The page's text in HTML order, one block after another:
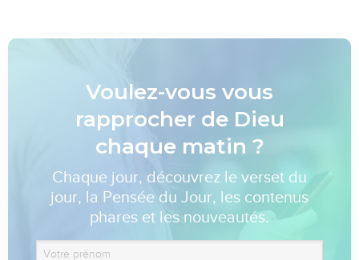
Voulez-vous vous
rapprocher de Dieu
chaque matin ?
Chaque jour, découvrez le verset du
jour, la Pensée du Jour, les contenus
phares et les nouveautés.